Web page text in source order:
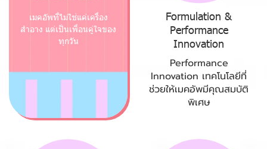
เมคอัพที่ไม่ใช่แค่เครื่อง
สำอาง แต่เป็นเพื่อนคู่ใจของ
ทุกวัน
Formulation &
Performance
Innovation
Performance
Innovation เทคโนโลยีที่
ช่วยให้เมคอัพมีคุณสมบัติ
พิเศษ